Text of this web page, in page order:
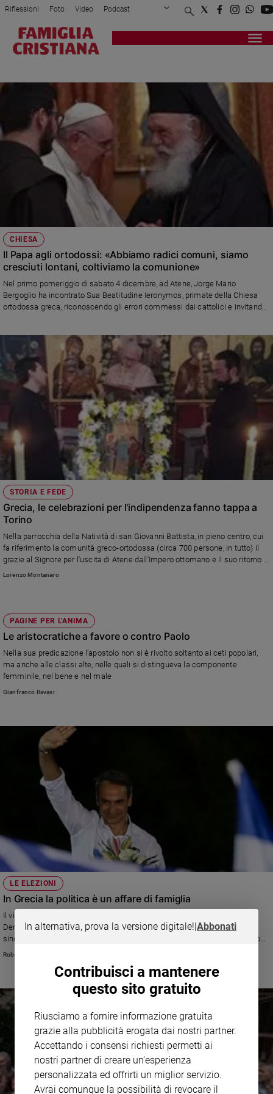
Attualità
Mondo
Economia
Legalità
Papa
Papa
Chiesa
Chiesa
spiritualità
Santi
Devozione
del
giorno
giorno
Società
e
valori
Ambiente
Diritti
Aziende
di
valore
Caso
settimana
Diversità
inclusione
Costume
Sanremo
2026
Cinema,
Tv
e
streaming
Libri
ed
educazione
Genitori
Scuola
Riflessioni Foto Video Podcast
Privacy Policy Chi siamo
Registrati Redazione
CHIESA
Il Papa agli ortodossi: «Abbiamo radici comuni, siamo
cresciuti lontani, coltiviamo la comunione»
Nel primo pomeriggio di sabato 4 dicembre, ad Atene, Jorge Mario
Bergoglio ha incontrato Sua Beatitudine Ieronymos, primate della Chiesa
ortodossa greca, riconoscendo gli errori commessi dai cattolici e invitando
STORIA E FEDE
Grecia, le celebrazioni per l'indipendenza fanno tappa a
Torino
Nella parrocchia della Natività di san Giovanni Battista, in pieno centro, cui
fa riferimento la comunità greco-ortodossa (circa 700 persone, in tutto) il
grazie al Signore per l'uscita di Atene dall'Impero ottomano e il suo ritorno in
Europa, un processo cominciato nel 1821, due secoli fa, con la
Lorenzo Montanaro
PAGINE PER L'ANIMA
Le aristocratiche a favore o contro Paolo
Nella sua predicazione l’apostolo non si è rivolto soltanto ai ceti popolari,
ma anche alle classi alte, nelle quali si distingueva la componente
femminile, nel bene e nel male
Gianfranco Ravasi
LE ELEZIONI
In Grecia la politica è un affare di famiglia
Il vincitore delle elezioni anticipate, Kryakos Mitsotakis, leader di Nuova
Democrazia, è figlio di un ex premier, fratello di una ex ministra ed ex
sindaca di Atene, zio del nuovo sindaco della capitale. Altre dinastie sono
quelle dei Karamanlis e dei Papandreou.
Roberto Zichittella
In alternativa, prova la versione digitale!|Abbonati
Contribuisci a mantenere
questo sito gratuito
Riusciamo a fornire informazione gratuita
grazie alla pubblicità erogata dai nostri partner.
Accettando i consensi richiesti permetti ai
nostri partner di creare un'esperienza
personalizzata ed offrirti un miglior servizio.
Avrai comunque la possibilità di revocare il